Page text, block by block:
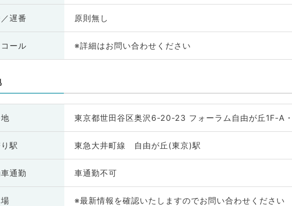
遅番 原則無し
ール ※詳細はお問い合わせください
東京都世田谷区奥沢6-20-23 フォーラム自由が丘1F-A
駅 東急大井町線 自由が丘(東京)駅
通勤 車通勤不可
※最新情報を確認いたしますのでお問い合わせください